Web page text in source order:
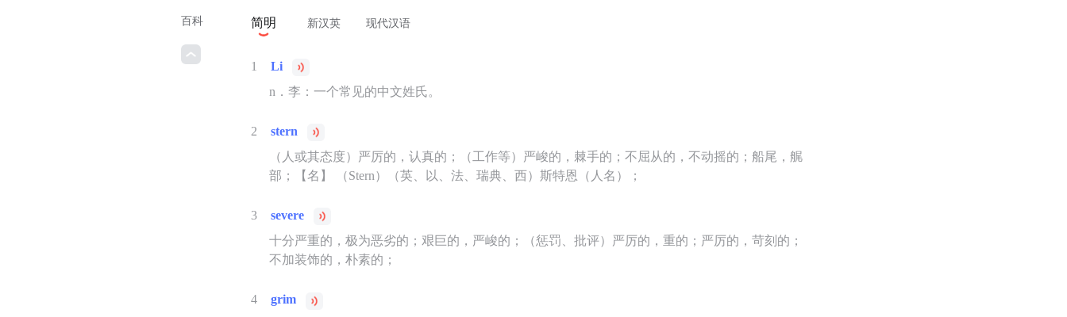
百科 简明 新汉英 现代汉语
1
Li
n．李：一个常见的中文姓氏。
2
stern
（人或其态度）严厉的，认真的；（工作等）严峻的，棘手的；不屈从的，不动摇的；船尾，艉
部；【名】 （Stern）（英、以、法、瑞典、西）斯特恩（人名）；
3
severe
十分严重的，极为恶劣的；艰巨的，严峻的；（惩罚、批评）严厉的，重的；严厉的，苛刻的；
不加装饰的，朴素的；
4
grim